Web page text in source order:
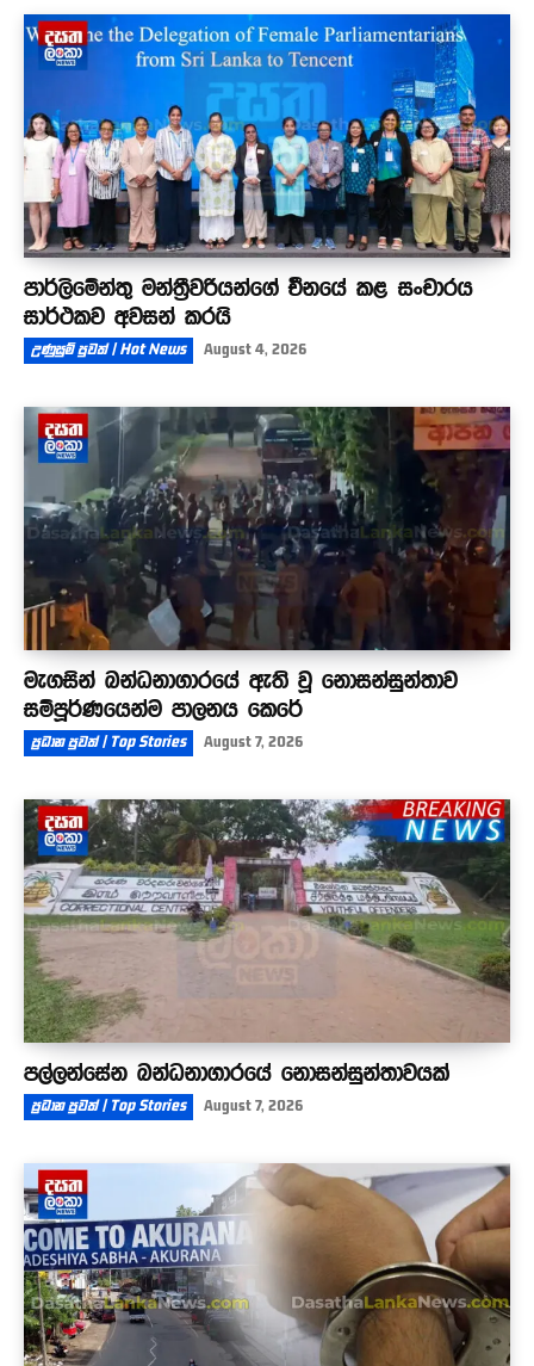
පාර්ලිමේන්තු මන්ත්‍රීවරියන්ගේ චීනයේ කළ සංචාරය
සාර්ථකව අවසන් කරයි
උණුසුම් පුවත් | Hot News August 4, 2026
මැගසින් බන්ධනාගාරයේ ඇති වූ නොසන්සුන්තාව
සම්පූර්ණයෙන්ම පාලනය කෙරේ
ප්‍රධාන පුවත් | Top Stories August 7, 2026
පල්ලන්සේන බන්ධනාගාරයේ නොසන්සුන්තාවයක්
ප්‍රධාන පුවත් | Top Stories August 7, 2026